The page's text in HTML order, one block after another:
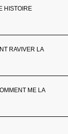
HISTOIRE
RAVIVER LA
ME LA